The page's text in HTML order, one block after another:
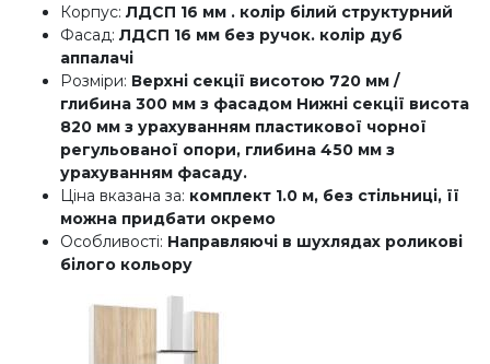
Корпус: ЛДСП 16 мм . колір білий структурний
Фасад: ЛДСП 16 мм без ручок. колір дуб
аппалачі
Розміри: Верхні секції висотою 720 мм /
глибина 300 мм з фасадом Нижні секції висота
820 мм з урахуванням пластикової чорної
регульованої опори, глибина 450 мм з
урахуванням фасаду.
Ціна вказана за: комплект 1.0 м, без стільниці, її
можна придбати окремо
Особливості: Направляючі в шухлядах роликові
білого кольору